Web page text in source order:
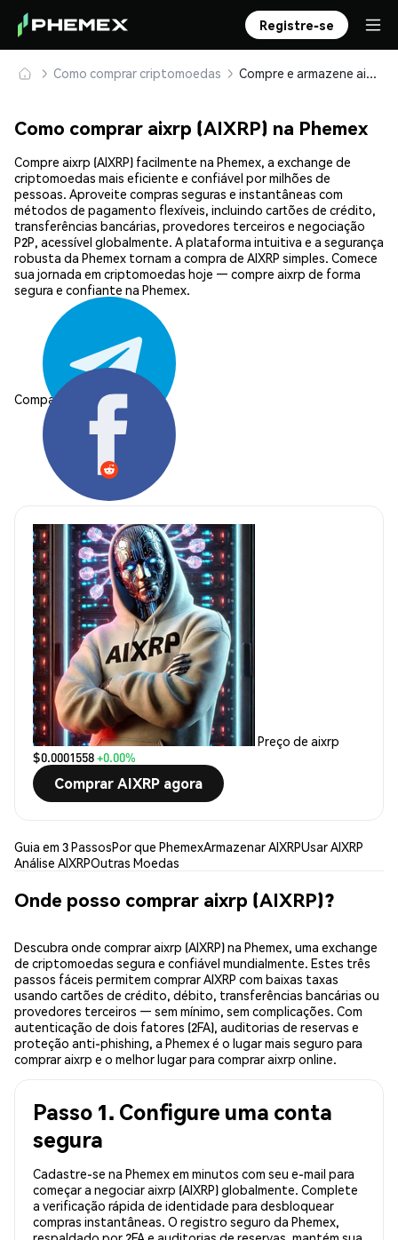
Registre-se
Como comprar criptomoedas Compre e armazene aixrp (AIXRP) com segurança
Como comprar aixrp (AIXRP) na Phemex
Compre aixrp (AIXRP) facilmente na Phemex, a exchange de
criptomoedas mais eficiente e confiável por milhões de
pessoas. Aproveite compras seguras e instantâneas com
métodos de pagamento flexíveis, incluindo cartões de crédito,
transferências bancárias, provedores terceiros e negociação
P2P, acessível globalmente. A plataforma intuitiva e a segurança
robusta da Phemex tornam a compra de AIXRP simples. Comece
sua jornada em criptomoedas hoje — compre aixrp de forma
segura e confiante na Phemex.
Compartilhar:
Preço de aixrp
$0.0001558+0.00%
Comprar AIXRP agora
Guia em 3 PassosPor que PhemexArmazenar AIXRPUsar AIXRP
Análise AIXRPOutras Moedas
Onde posso comprar aixrp (AIXRP)?
Descubra onde comprar aixrp (AIXRP) na Phemex, uma exchange
de criptomoedas segura e confiável mundialmente. Estes três
passos fáceis permitem comprar AIXRP com baixas taxas
usando cartões de crédito, débito, transferências bancárias ou
provedores terceiros — sem mínimo, sem complicações. Com
autenticação de dois fatores (2FA), auditorias de reservas e
proteção anti-phishing, a Phemex é o lugar mais seguro para
comprar aixrp e o melhor lugar para comprar aixrp online.
Passo 1. Configure uma conta
segura
Cadastre-se na Phemex em minutos com seu e-mail para
começar a negociar aixrp (AIXRP) globalmente. Complete
a verificação rápida de identidade para desbloquear
compras instantâneas. O registro seguro da Phemex,